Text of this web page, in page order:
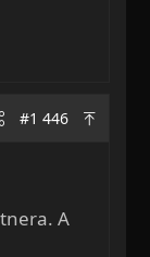
#1 446
A